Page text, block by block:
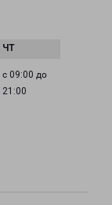
с 09:00 до
21:00